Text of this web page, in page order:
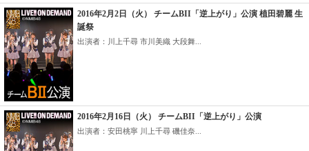
2016年2月2日（火） チームBII「逆上がり」公演 植田碧麗 生
誕祭
出演者：川上千尋 市川美織 大段舞...
2016年2月16日（火） チームBII「逆上がり」公演
出演者：安田桃寧 川上千尋 磯佳奈...